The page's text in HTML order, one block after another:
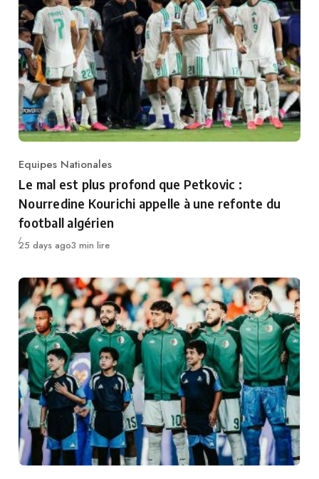
Category
Equipes Nationales
Le mal est plus profond que Petkovic :
Nourredine Kourichi appelle à une refonte du
football algérien
Publié
25 days ago3 min lire